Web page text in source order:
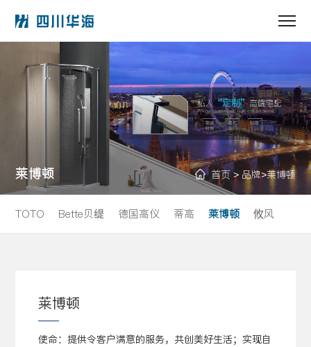
莱博顿 首页 > 品牌>莱博顿
TOTO Bette贝缇 德国高仪 蒂高 莱博顿 攸风
莱博顿
使命：提供令客户满意的服务，共创美好生活；实现自